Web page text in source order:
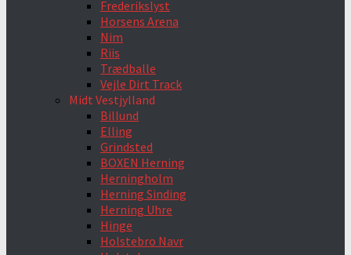
Frederikslyst
Horsens Arena
Nim
Riis
Trædballe
Vejle Dirt Track
Midt Vestjylland
Billund
Elling
Grindsted
BOXEN Herning
Herningholm
Herning Sinding
Herning Uhre
Hinge
Holstebro Navr